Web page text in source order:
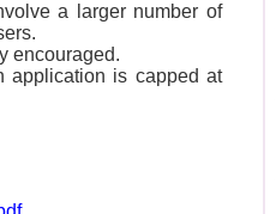
a larger number of
encouraged.
application is capped at